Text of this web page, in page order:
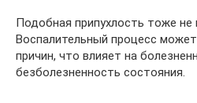
Подобная припухлость тоже не
Воспалительный процесс
причин, что влияет на
безболезненность состояния.